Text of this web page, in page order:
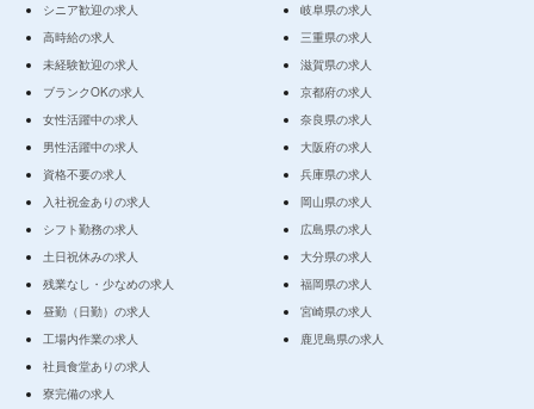
シニア歓迎の求人
高時給の求人
未経験歓迎の求人
ブランクOKの求人
女性活躍中の求人
男性活躍中の求人
資格不要の求人
入社祝金ありの求人
シフト勤務の求人
土日祝休みの求人
残業なし・少なめの求人
昼勤（日勤）の求人
工場内作業の求人
社員食堂ありの求人
寮完備の求人
岐阜県の求人
三重県の求人
滋賀県の求人
京都府の求人
奈良県の求人
大阪府の求人
兵庫県の求人
岡山県の求人
広島県の求人
大分県の求人
福岡県の求人
宮崎県の求人
鹿児島県の求人